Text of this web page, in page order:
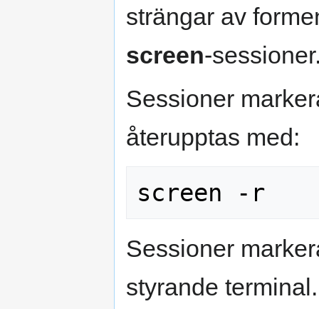
strängar av
screen-
Sessioner
återupptas med:
Sessioner
styrande